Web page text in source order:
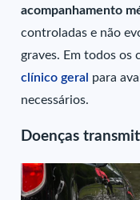
acompanhamento
controladas e não
graves. Em todos os
clínico geral para
necessários.
Doenças